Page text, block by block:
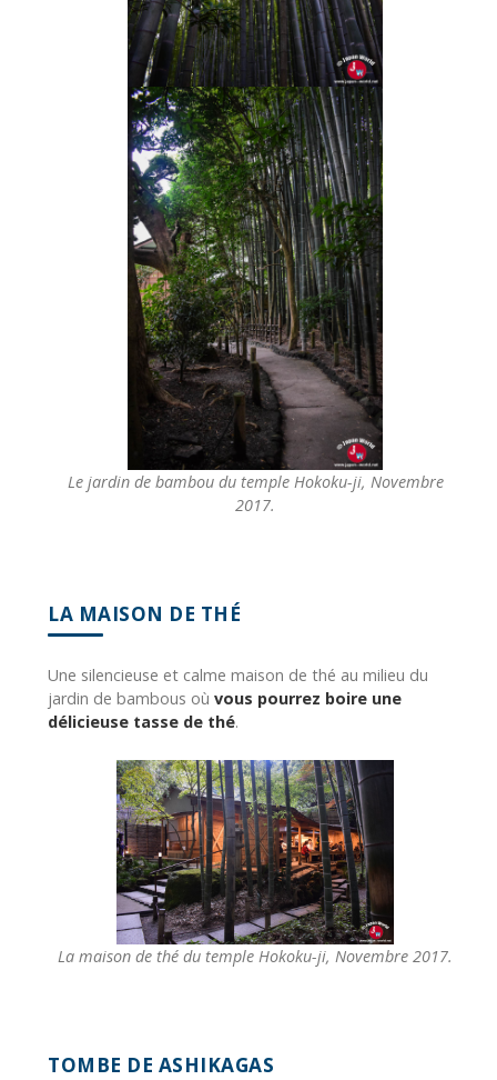
Le jardin de bambou du temple Hokoku-ji, Novembre
2017.
LA MAISON DE THÉ
Une silencieuse et calme maison de thé au milieu du
jardin de bambous où vous pourrez boire une
délicieuse tasse de thé.
La maison de thé du temple Hokoku-ji, Novembre 2017.
TOMBE DE ASHIKAGAS